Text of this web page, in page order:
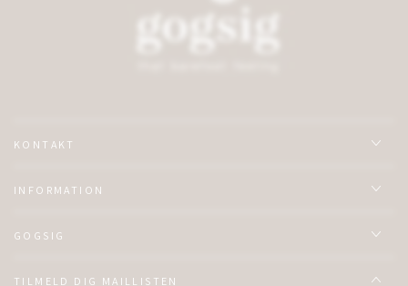
KONTAKT
INFORMATION
GOGSIG
TILMELD DIG MAILLISTEN